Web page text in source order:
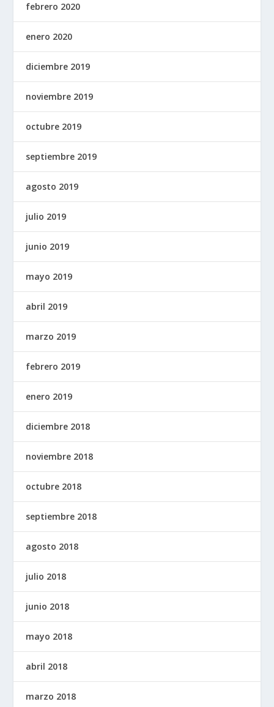
febrero 2020
enero 2020
diciembre 2019
noviembre 2019
octubre 2019
septiembre 2019
agosto 2019
julio 2019
junio 2019
mayo 2019
abril 2019
marzo 2019
febrero 2019
enero 2019
diciembre 2018
noviembre 2018
octubre 2018
septiembre 2018
agosto 2018
julio 2018
junio 2018
mayo 2018
abril 2018
marzo 2018